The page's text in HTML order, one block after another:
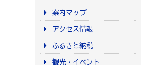
案内マップ
アクセス情報
ふるさと納税
観光・イベント